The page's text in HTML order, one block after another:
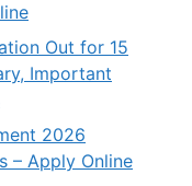
Out for 15
Important
2026
– Apply Online